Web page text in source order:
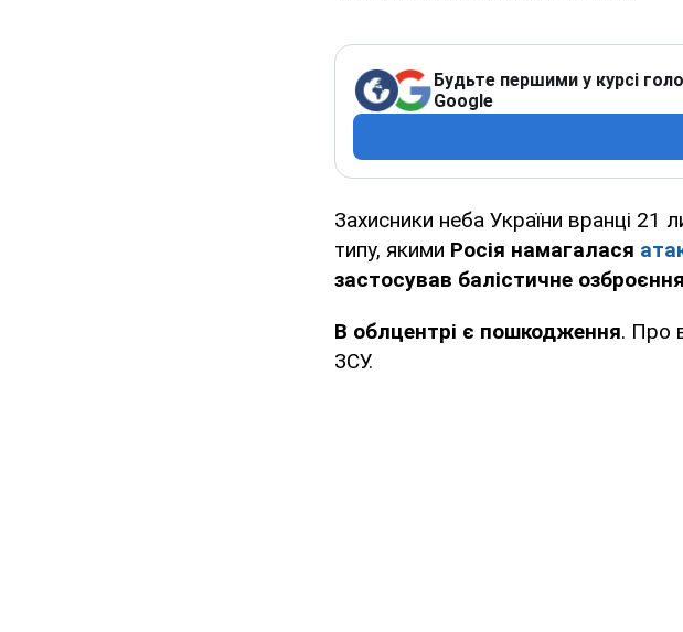
Будьте першими у курсі
Google
Захисники неба України вранці 21
типу, якими Росія намагалася
застосував балістичне озброєння
В облцентрі є пошкодження. Про
ЗСУ.